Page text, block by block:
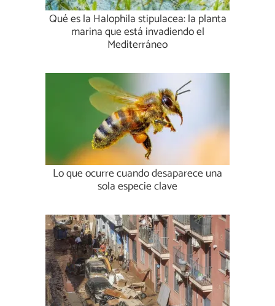
Qué es la Halophila stipulacea: la planta
marina que está invadiendo el
Mediterráneo
Lo que ocurre cuando desaparece una
sola especie clave